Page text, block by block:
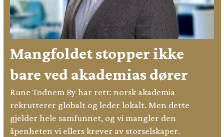
Mangfoldet stopper ikke
bare ved akademias dører
Rune Todnem By har rett: norsk akademia
rekrutterer globalt og leder lokalt. Men dette
gjelder hele samfunnet, og vi mangler den
åpenheten vi ellers krever av storselskaper.